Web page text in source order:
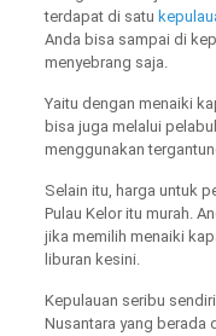
terdapat di satu
Anda bisa sampai di
menyebrang saja.
Yaitu dengan menaiki
bisa juga melalui
menggunakan
Selain itu, harga untuk
Pulau Kelor itu murah.
jika memilih menaiki
liburan kesini.
Kepulauan seribu
Nusantara yang berada